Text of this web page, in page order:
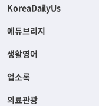
KoreaDailyUs
에듀브리지
생활영어
업소록
의료관광